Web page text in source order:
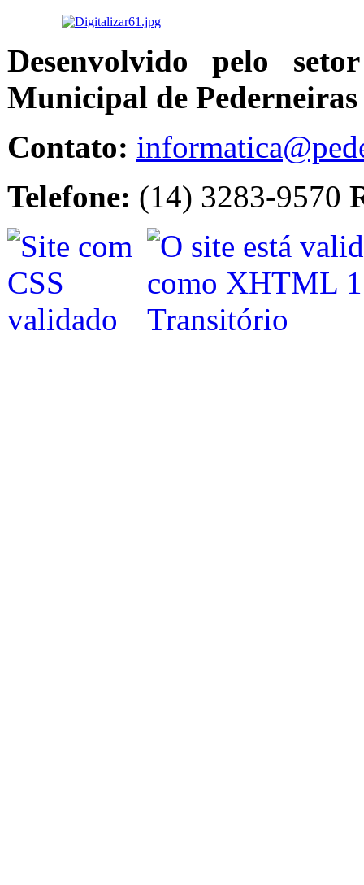
Desenvolvido pelo
Municipal de Pederneiras
Contato:
Telefone: (14) 3283-9570